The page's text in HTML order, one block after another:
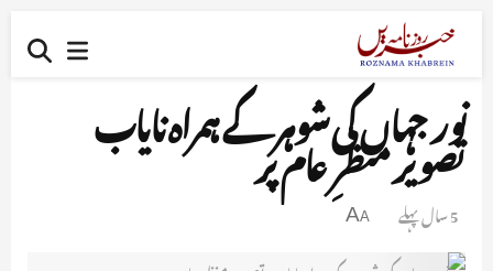
نور جہاں کی شوہر کے ہمراہ نایاب
تصویر منظرِ عام پر
5 سال پہلے A
A